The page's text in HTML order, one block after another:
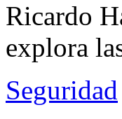
Ricardo
explora
Seguridad